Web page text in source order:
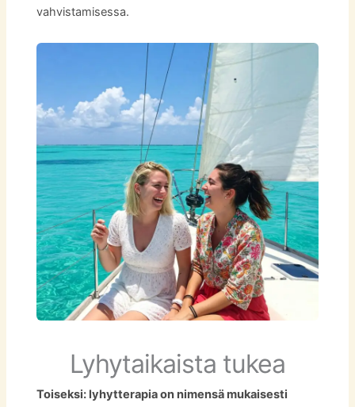
vahvistamisessa.
Lyhytaikaista tukea
Toiseksi: lyhytterapia on nimensä mukaisesti